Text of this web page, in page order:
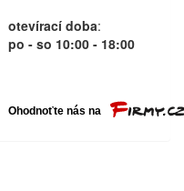
otevírací doba:
po - so 10:00 - 18:00